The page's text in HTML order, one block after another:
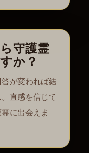
守護霊
か？
が変われば結
直感を信じて
に出会えま